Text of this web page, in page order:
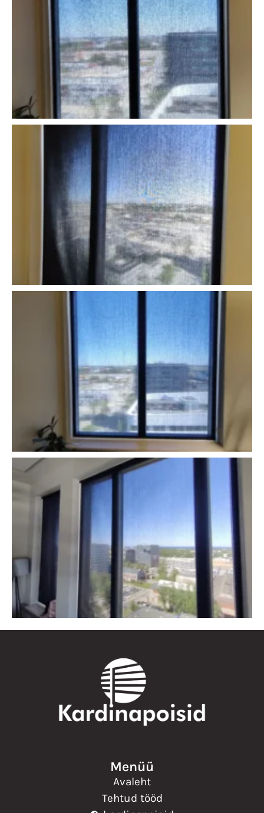
Menüü
Avaleht
Tehtud tööd